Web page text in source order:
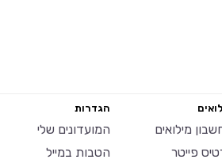
מילואים
פייטר
הגדרות
המועדונים שלי
הטבות במייל